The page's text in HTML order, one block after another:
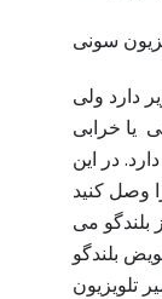
سونی
دارد ولی
یا خرابی
در این
وصل کنید
می
بلندگو
تلویزیون